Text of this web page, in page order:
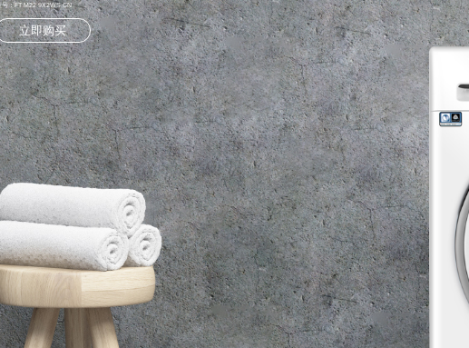
号：FT M22 9X2WS CN
立即购买